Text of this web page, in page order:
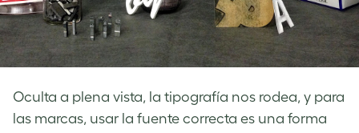
Oculta a plena vista, la tipografía nos rodea, y para
las marcas, usar la fuente correcta es una forma